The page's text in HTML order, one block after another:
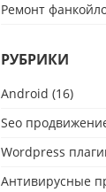
Ремонт
РУБРИКИ
Android (16)
Seo
Wordpress
Антивирусные